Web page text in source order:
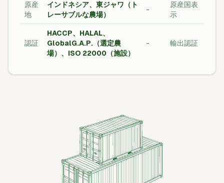
原産
地
インドネシア、東ジャワ（ト
レーサブルな農場）
-
原産国表
示
認証
HACCP、HALAL、
GlobalG.A.P.（選定農
場）、ISO 22000（施設）
- 輸出認証